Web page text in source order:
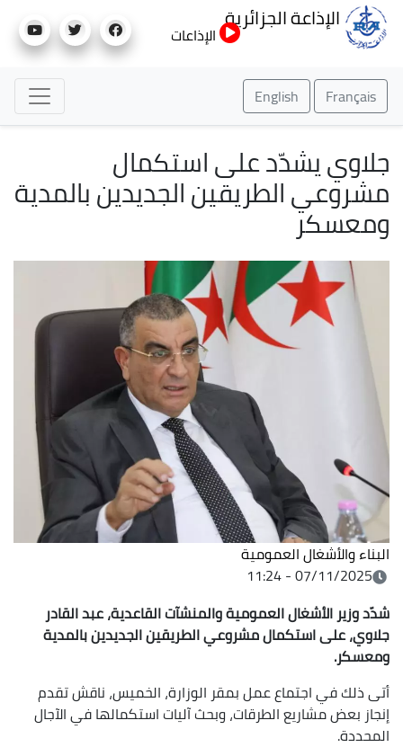
إلى
الإذاعة الجزائرية
الإذاعات
Français
English
جلاوي يشدّد على استكمال
مشروعي الطريقين الجديدين بالمدية
ومعسكر
البناء والأشغال العمومية
07/11/2025 - 11:24
شدّد وزير الأشغال العمومية والمنشآت القاعدية، عبد القادر
جلاوي، على استكمال مشروعي الطريقين الجديدين بالمدية
ومعسكر.
أتى ذلك في اجتماع عمل بمقر الوزارة، الخميس، ناقش تقدم
إنجاز بعض مشاريع الطرقات، وبحث آليات استكمالها في الآجال
المحددة.